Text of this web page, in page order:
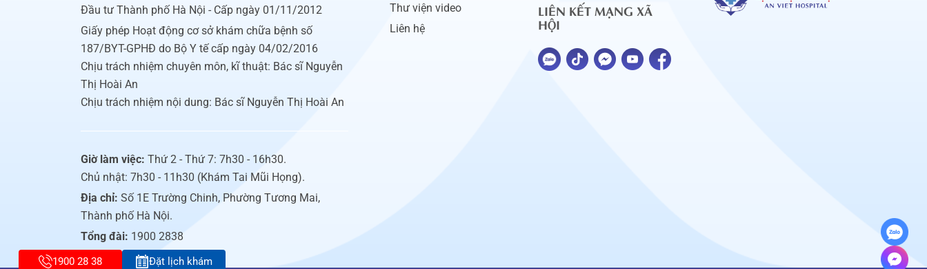
Đầu tư Thành phố Hà Nội - Cấp ngày 01/11/2012
Giấy phép Hoạt động cơ sở khám chữa bệnh số
187/BYT-GPHĐ do Bộ Y tế cấp ngày 04/02/2016
Chịu trách nhiệm chuyên môn, kĩ thuật: Bác sĩ Nguyễn
Thị Hoài An
Chịu trách nhiệm nội dung: Bác sĩ Nguyễn Thị Hoài An
Giờ làm việc: Thứ 2 - Thứ 7: 7h30 - 16h30.
Chủ nhật: 7h30 - 11h30 (Khám Tai Mũi Họng).
Địa chỉ: Số 1E Trường Chinh, Phường Tương Mai,
Thành phố Hà Nội.
Tổng đài: 1900 2838
Thư viện video
Liên hệ
LIÊN KẾT MẠNG XÃ
HỘI
1900 28 38 Đặt lịch khám